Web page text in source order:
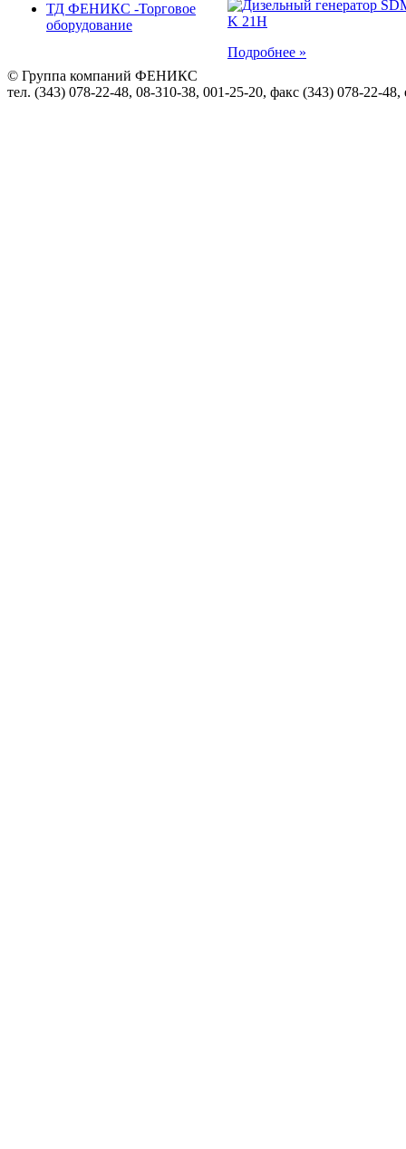
ТД ФЕНИКС -Торговое
оборудование
Подробнее »
© Группа компаний ФЕНИКС
тел. (343) 078-22-48, 08-310-38, 001-25-20, факс (343) 078-22-